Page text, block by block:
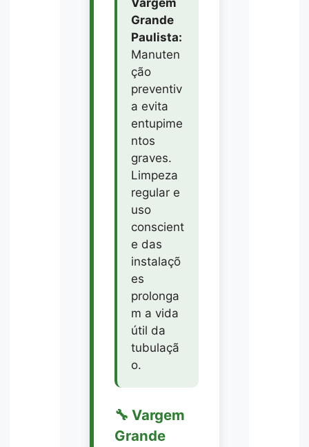
Vargem
Grande
Paulista:
Manuten
ção
preventiv
a evita
entupime
ntos
graves.
Limpeza
regular e
uso
conscient
e das
instalaçõ
es
prolonga
m a vida
útil da
tubulaçã
o.
🔧 Vargem
Grande